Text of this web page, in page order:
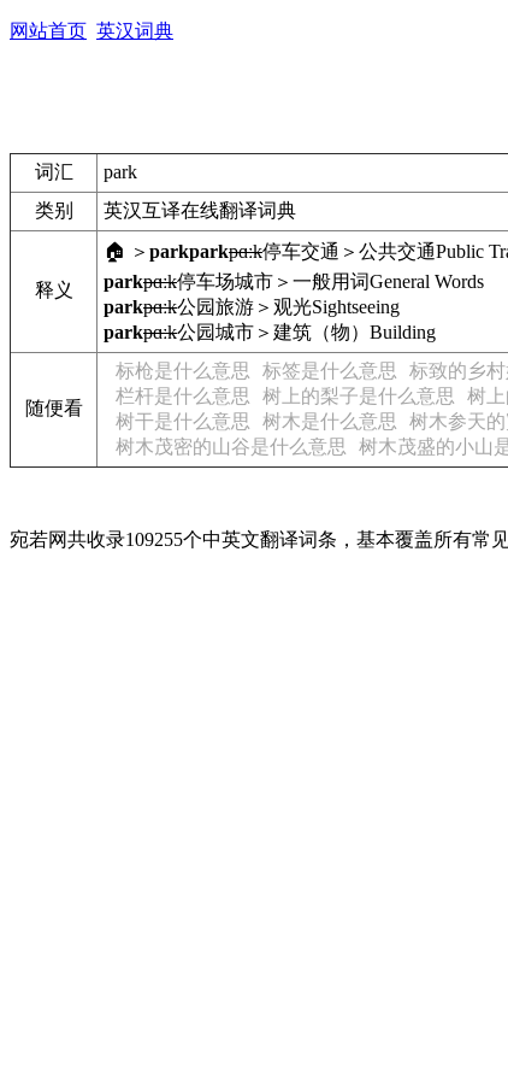
网站首页 英汉词典
词汇
park
类别
英汉互译在线翻译词典
释义
🏠 ＞ parkparkpɑːk停车交通＞公共交通Public
parkpɑːk停车场城市＞一般用词General Words
parkpɑːk公园旅游＞观光Sightseeing
parkpɑːk公园城市＞建筑（物） Building
随便看
标枪是什么意思 标签是什么意思 标致的乡
栏杆是什么意思
树上的梨子是什么意思 树
树干是什么意思
树木是什么意思 树木参天
树木茂密的山谷是什么意思
树木茂盛的小山
宛若网共收录109255个中英文翻译词条，基本覆盖所有常